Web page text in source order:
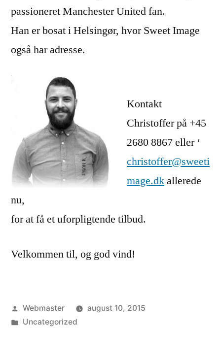
passioneret Manchester United fan.
Han er bosat i Helsingør, hvor Sweet Image
også har adresse.
Kontakt
Christoffer på +45
2680 8867 eller ‘
christoffer@sweeti
mage.dkallerede
nu,
for at få et uforpligtende tilbud.
Velkommen til, og god vind!
Posted
by
Webmaster
august 10, 2015
Posted
Uncategorized